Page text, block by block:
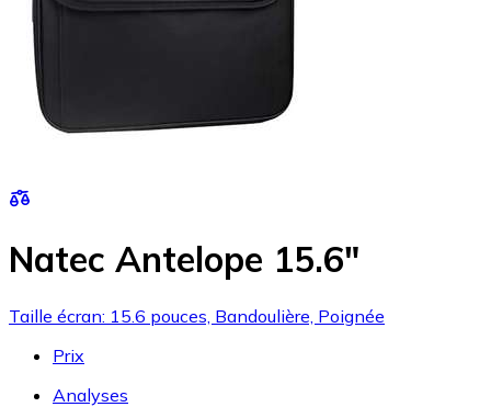
Natec Antelope 15.6"
Taille écran: 15.6 pouces, Bandoulière, Poignée
Prix
Analyses